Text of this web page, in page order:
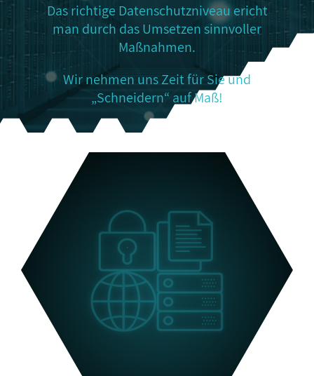
Das richtige Datenschutzniveau ericht
man durch das Umsetzen sinnvoller
Maßnahmen.
Wir nehmen uns Zeit für Sie und
„Schneidern“ auf Maß!